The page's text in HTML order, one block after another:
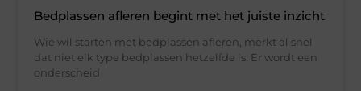
Bedplassen afleren begint met het juiste inzicht
Wie wil starten met bedplassen afleren, merkt al snel
dat niet elk type bedplassen hetzelfde is. Er wordt een
onderscheid